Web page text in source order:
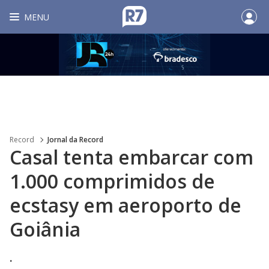
MENU
Record Jornal da Record
Casal tenta embarcar com
1.000 comprimidos de
ecstasy em aeroporto de
Goiânia
.